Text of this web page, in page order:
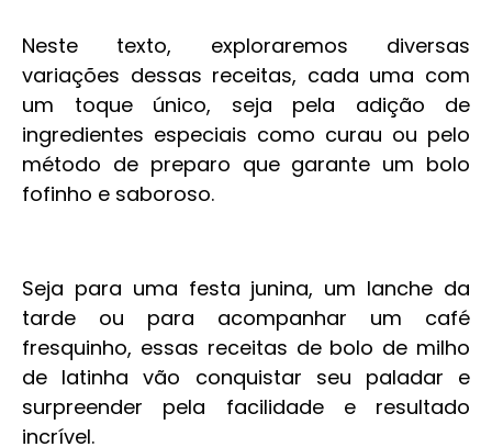
Neste texto, exploraremos diversas
variações dessas receitas, cada uma com
um toque único, seja pela adição de
ingredientes especiais como curau ou pelo
método de preparo que garante um bolo
fofinho e saboroso.
Seja para uma festa junina, um lanche da
tarde ou para acompanhar um café
fresquinho, essas receitas de bolo de milho
de latinha vão conquistar seu paladar e
surpreender pela facilidade e resultado
incrível.